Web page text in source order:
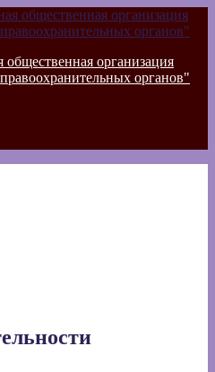
организация
органов"